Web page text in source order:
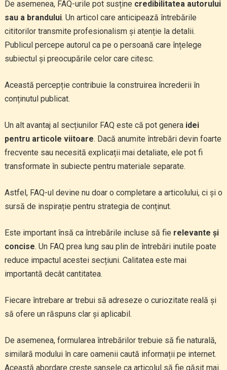
De asemenea, FAQ-urile pot susține credibilitatea autorului
sau a brandului. Un articol care anticipează întrebările
cititorilor transmite profesionalism și atenție la detalii.
Publicul percepe autorul ca pe o persoană care înțelege
subiectul și preocupările celor care citesc.
Această percepție contribuie la construirea încrederii în
conținutul publicat.
Un alt avantaj al secțiunilor FAQ este că pot genera idei
pentru articole viitoare. Dacă anumite întrebări devin foarte
frecvente sau necesită explicații mai detaliate, ele pot fi
transformate în subiecte pentru materiale separate.
Astfel, FAQ-ul devine nu doar o completare a articolului, ci și o
sursă de inspirație pentru strategia de conținut.
Este important însă ca întrebările incluse să fie relevante și
concise. Un FAQ prea lung sau plin de întrebări inutile poate
reduce impactul acestei secțiuni. Calitatea este mai
importantă decât cantitatea.
Fiecare întrebare ar trebui să adreseze o curiozitate reală și
să ofere un răspuns clar și aplicabil.
De asemenea, formularea întrebărilor trebuie să fie naturală,
similară modului în care oamenii caută informații pe internet.
Această abordare crește șansele ca articolul să fie găsit mai